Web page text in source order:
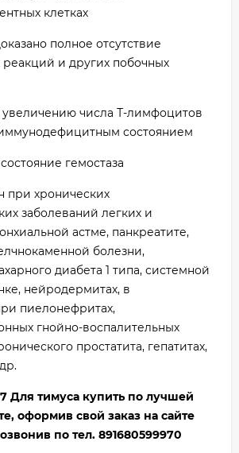
клетках
полное отсутствие
реакций и других побочных
увеличению числа Т-лимфоцитов
состоянием
гемостаза
при хронических
заболеваний легких и
астме, панкреатите,
болезни,
диабета 1 типа, системной
нейродермитах, в
пиелонефритах,
гнойно-воспалительных
простатита, гепатитах,
Для тимуса купить по лучшей
оформив свой заказ на сайте
по тел. 891680599970